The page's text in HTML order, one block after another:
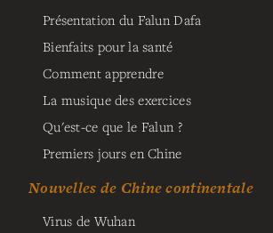
Présentation du Falun Dafa
Bienfaits pour la santé
Comment apprendre
La musique des exercices
Qu'est-ce que le Falun ?
Premiers jours en Chine
Nouvelles de Chine continentale
Virus de Wuhan